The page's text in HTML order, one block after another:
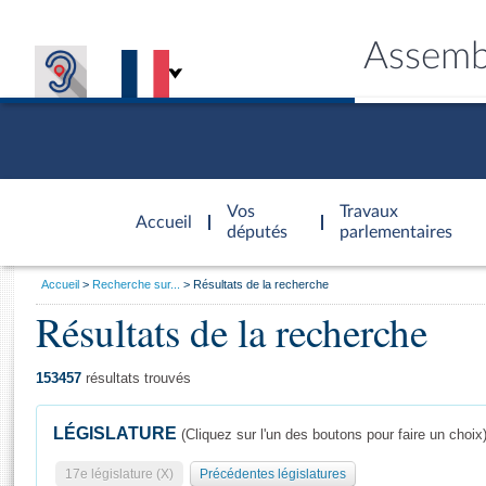
Accueil
d'accueil
Vos
députés
Travaux
parlementaires
Général
Vous
Accueil Recherche sur... Résultats de la recherche
Résultats de la recherche
153457 résultats trouvés
LÉGISLATURE (Cliquez sur l'un des boutons pour faire un choix)
17e législature (X) Précédentes législatures